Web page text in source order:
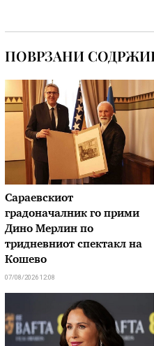
ПОВРЗАНИ
Сараевскиот
градоначалник го прими
Дино Мерлин по
тридневниот спектакл на
Кошево
07/08/2026 12:08